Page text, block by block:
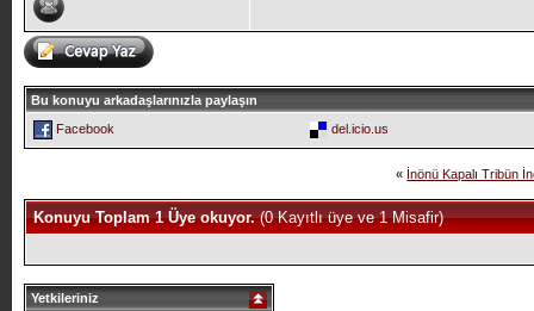
Bu konuyu arkadaşlarınızla paylaşın
Facebook
del.icio.us
« İnönü Kapalı Tribün
Konuyu Toplam 1 Üye okuyor.(0 Kayıtlı üye ve 1 Misafir)
Yetkileriniz